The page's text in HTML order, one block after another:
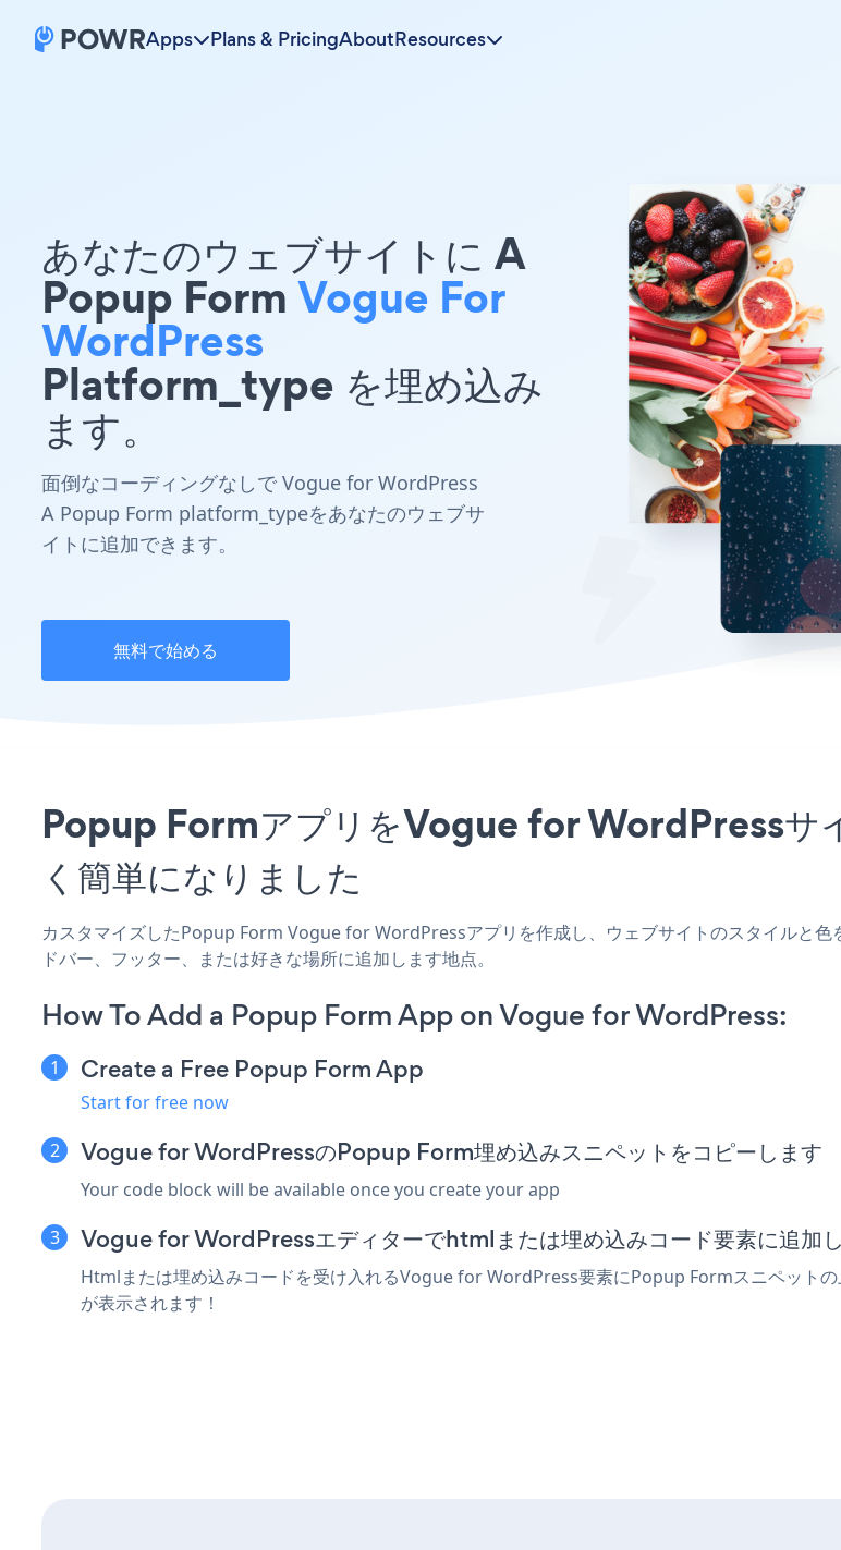
Apps Plans & PricingAboutResources
あなたのウェブサイトに A
Popup FormVogue For
WordPress
Platform_type を埋め込み
ます。
面倒なコーディングなしで Vogue for WordPress
A Popup Form platform_typeをあなたのウェブサ
イトに追加できます。
無料で始める
Popup FormアプリをVogue for WordPressサ
く簡単になりました
カスタマイズしたPopup Form Vogue for WordPressアプリを作成し、ウェブサイトのスタイルと
ドバー、フッター、または好きな場所に追加します地点。
How To Add a Popup Form App on Vogue for WordPress:
Create a Free Popup Form App
Start for free now
Vogue for WordPressのPopup Form埋め込みスニペットをコピーします
Your code block will be available once you create your app
Vogue for WordPressエディターでhtmlまたは埋め込みコード要素に追加
Htmlまたは埋め込みコードを受け入れるVogue for WordPress要素にPopup Formスニペット
が表示されます！